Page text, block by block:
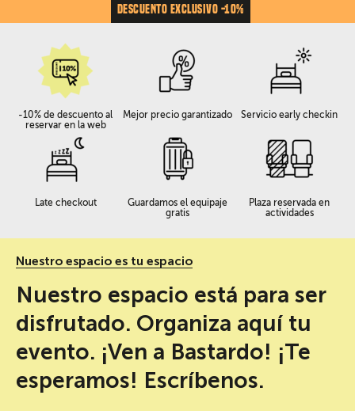
DESCUENTO EXCLUSIVO -10%
-10% de descuento al
reservar en la web
Mejor precio garantizado Servicio early checkin
Late checkout
Guardamos el equipaje
gratis
Plaza reservada en
actividades
Nuestro espacio es tu espacio
Nuestro espacio está para ser
disfrutado. Organiza aquí tu
evento. ¡Ven a Bastardo! ¡Te
esperamos! Escríbenos.